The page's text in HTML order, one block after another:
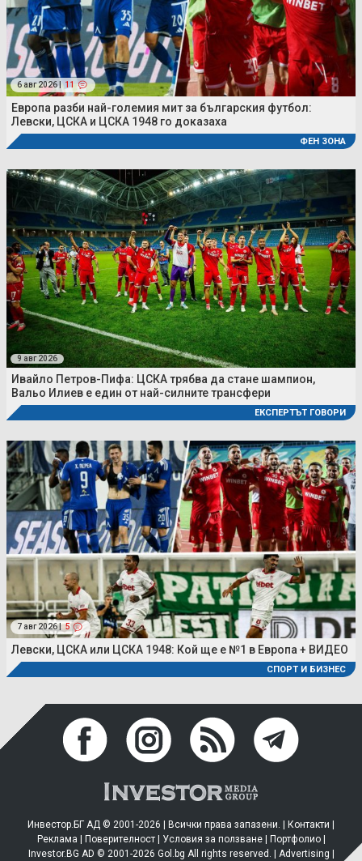
6 авг 2026 | 11
Европа разби най-големия мит за българския футбол:
Левски, ЦСКА и ЦСКА 1948 го доказаха
ФЕН ЗОНА
9 авг 2026
Ивайло Петров-Пифа: ЦСКА трябва да стане шампион,
Вальо Илиев е един от най-силните трансфери
ЕКСПЕРТЪТ ГОВОРИ
7 авг 2026 | 5
Левски, ЦСКА или ЦСКА 1948: Кой ще е №1 в Европа + ВИДЕО
СПОРТ И БИЗНЕС
Инвестор.БГ АД © 2001-2026 | Всички права запазени. | Контакти
Реклама
Поверителност| Условия за ползване| Портфолио|
Investor.BG AD © 2001-2026 Gol.bg All rights reserved. | Advertising